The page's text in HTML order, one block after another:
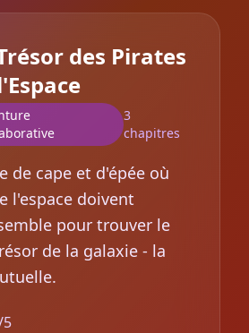
des Pirates
3
chapitres
de cape et d'épée où
l'espace doivent
pour trouver le
de la galaxie - la